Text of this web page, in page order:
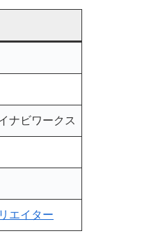
ナビワークス
エイター